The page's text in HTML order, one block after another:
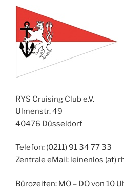
RYS Cruising Club e.V.
Ulmenstr. 49
40476 Düsseldorf
Telefon: (0211) 91 34 77 33
Zentrale eMail: leinenlos (at)
Bürozeiten: MO – DO von 10